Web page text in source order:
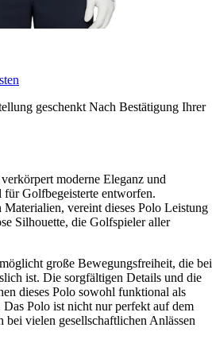
geschenkt Nach Bestätigung Ihrer
moderne Eleganz und
Golfbegeisterte entworfen.
vereint dieses Polo Leistung
Silhouette, die Golfspieler aller
große Bewegungsfreiheit, die bei
ist. Die sorgfältigen Details und die
dieses Polo sowohl funktional als
Das Polo ist nicht nur perfekt auf dem
bei vielen gesellschaftlichen Anlässen